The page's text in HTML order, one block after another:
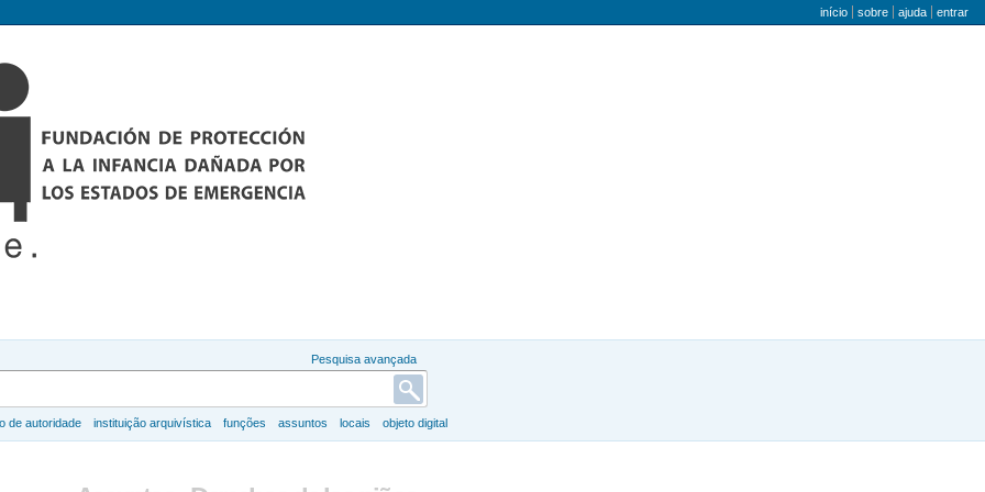
menu do utilizador
início sobre ajuda entrar
Pesquisa avançada
de autoridade instituição arquivística funções assuntos locais objeto digital